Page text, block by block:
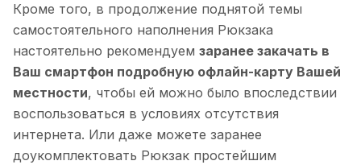
Кроме того, в продолжение поднятой темы
самостоятельного наполнения Рюкзака
настоятельно рекомендуем заранее закачать в
Ваш смартфон подробную офлайн-карту Вашей
местности, чтобы ей можно было впоследствии
воспользоваться в условиях отсутствия
интернета. Или даже можете заранее
доукомплектовать Рюкзак простейшим